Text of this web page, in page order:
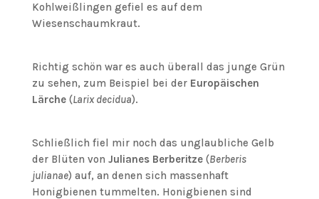
Kohlweißlingen gefiel es auf dem
Wiesenschaumkraut.
Richtig schön war es auch überall das junge Grün
zu sehen, zum Beispiel bei der Europäischen
Lärche(Larix decidua).
Schließlich fiel mir noch das unglaubliche Gelb
der Blüten von Julianes Berberitze(Berberis
julianae) auf, an denen sich massenhaft
Honigbienen tummelten. Honigbienen sind